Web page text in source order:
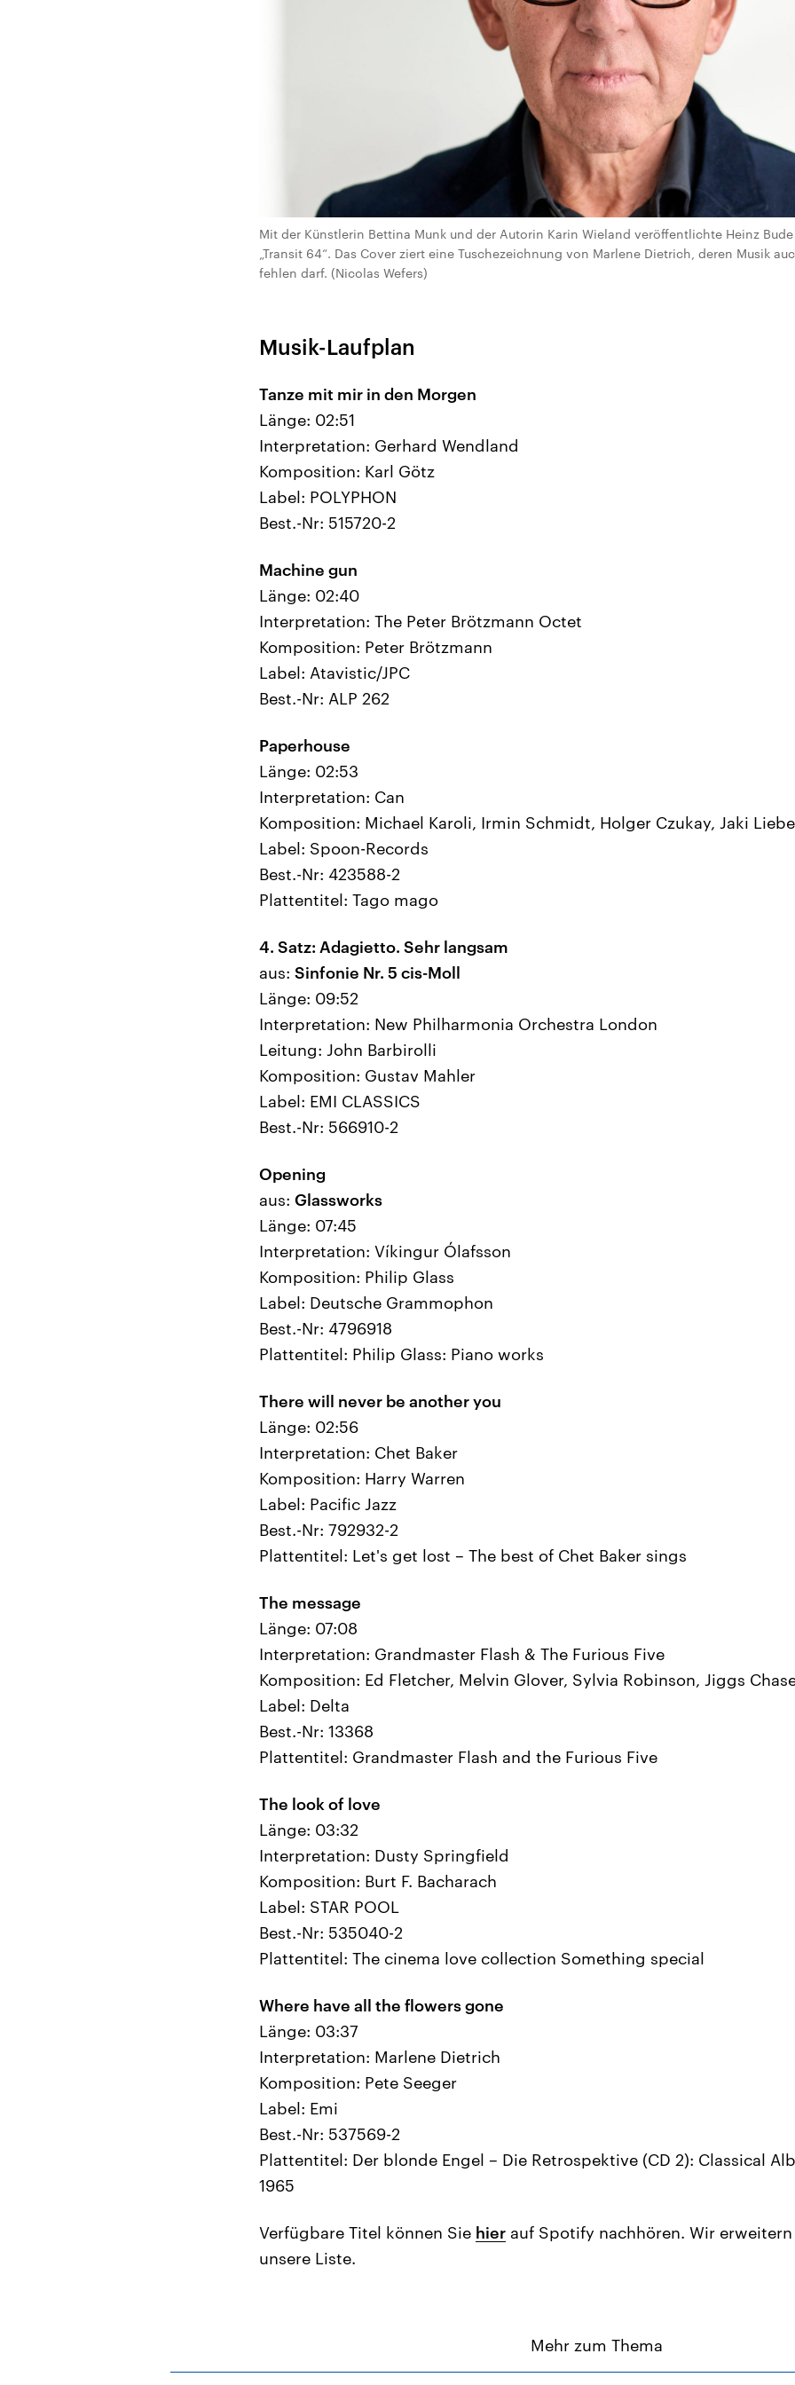
Mit der Künstlerin Bettina Munk und der Autorin Karin Wieland veröffentlichte Heinz
„Transit 64“. Das Cover ziert eine Tuschezeichnung von Marlene Dietrich, deren Musik
fehlen darf. (Nicolas Wefers)
Musik-Laufplan
Tanze mit mir in den Morgen
Länge: 02:51
Interpretation: Gerhard Wendland
Komposition: Karl Götz
Label: POLYPHON
Best.-Nr: 515720-2
Machine gun
Länge: 02:40
Interpretation: The Peter Brötzmann Octet
Komposition: Peter Brötzmann
Label: Atavistic/JPC
Best.-Nr: ALP 262
Paperhouse
Länge: 02:53
Interpretation: Can
Komposition: Michael Karoli, Irmin Schmidt, Holger Czukay, Jaki
Label: Spoon-Records
Best.-Nr: 423588-2
Plattentitel: Tago mago
4. Satz: Adagietto. Sehr langsam
aus: Sinfonie Nr. 5 cis-Moll
Länge: 09:52
Interpretation: New Philharmonia Orchestra London
Leitung: John Barbirolli
Komposition: Gustav Mahler
Label: EMI CLASSICS
Best.-Nr: 566910-2
Opening
aus: Glassworks
Länge: 07:45
Interpretation: Víkingur Ólafsson
Komposition: Philip Glass
Label: Deutsche Grammophon
Best.-Nr: 4796918
Plattentitel: Philip Glass: Piano works
There will never be another you
Länge: 02:56
Interpretation: Chet Baker
Komposition: Harry Warren
Label: Pacific Jazz
Best.-Nr: 792932-2
Plattentitel: Let's get lost – The best of Chet Baker sings
The message
Länge: 07:08
Interpretation: Grandmaster Flash & The Furious Five
Komposition: Ed Fletcher, Melvin Glover, Sylvia Robinson, Jiggs
Label: Delta
Best.-Nr: 13368
Plattentitel: Grandmaster Flash and the Furious Five
The look of love
Länge: 03:32
Interpretation: Dusty Springfield
Komposition: Burt F. Bacharach
Label: STAR POOL
Best.-Nr: 535040-2
Plattentitel: The cinema love collection Something special
Where have all the flowers gone
Länge: 03:37
Interpretation: Marlene Dietrich
Komposition: Pete Seeger
Label: Emi
Best.-Nr: 537569-2
Plattentitel: Der blonde Engel – Die Retrospektive (CD 2): Classical
1965
Verfügbare Titel können Sie hier auf Spotify nachhören. Wir
unsere Liste.
Mehr zum Thema